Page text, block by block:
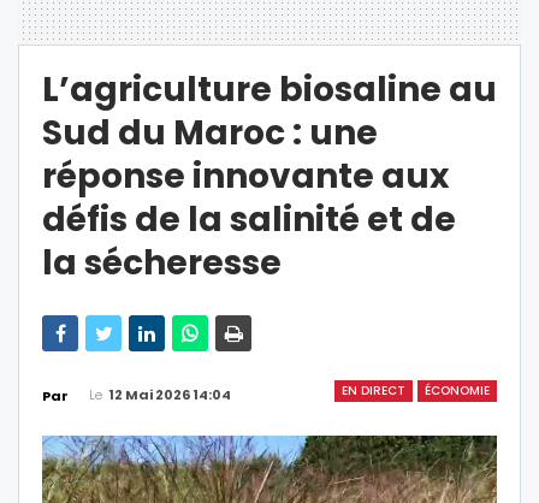
L’agriculture biosaline au
Sud du Maroc : une
réponse innovante aux
défis de la salinité et de
la sécheresse
EN DIRECT ÉCONOMIE
Par Le 12 Mai 2026 14:04